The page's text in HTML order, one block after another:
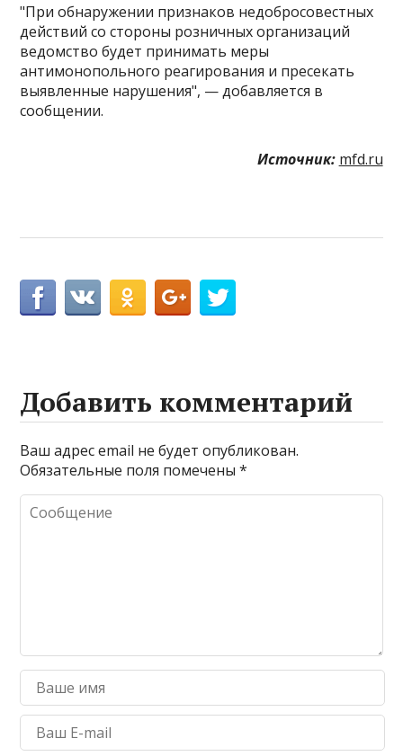
"При обнаружении признаков недобросовестных
действий со стороны розничных организаций
ведомство будет принимать меры
антимонопольного реагирования и пресекать
выявленные нарушения", — добавляется в
сообщении.
Источник: mfd.ru
Добавить комментарий
Ваш адрес email не будет опубликован.
Обязательные поля помечены*